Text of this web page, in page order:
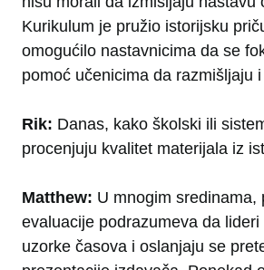
Kurikulum je pružio istorijsku
omogućilo nastavnicima da se
pomoć učenicima da razmišljaju
Rik: Danas, kako školski ili
procenjuju kvalitet materijala iz
Matthew: U mnogim sredinama,
evaluacije podrazumeva da lideri
uzorke časova i oslanjaju se